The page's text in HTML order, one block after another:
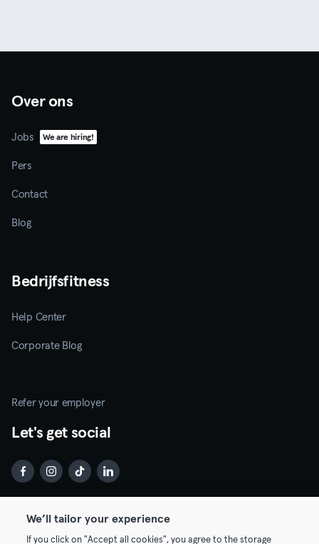
Over ons
Jobs We are hiring!
Pers
Contact
Blog
Bedrijfsfitness
Help Center
Corporate Blog
Refer your employer
Let's get social
Download de app
We’ll tailor your experience
If you click on "Accept all cookies", you agree to the storage